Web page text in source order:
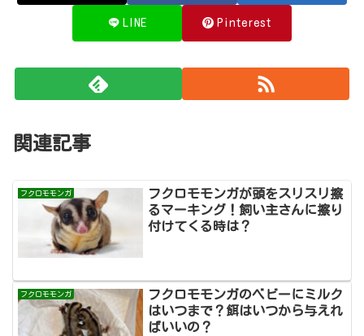
LINE Pinterest
関連記事
フクロモモンガ
フクロモモンガが頭をスリスリ擦
るマーキング！飼い主さんに擦り
付けてくる時は？
フクロモモンガ
フクロモモンガのベビーにミルク
はいつまで？餌はいつから与えれ
ばいいの？